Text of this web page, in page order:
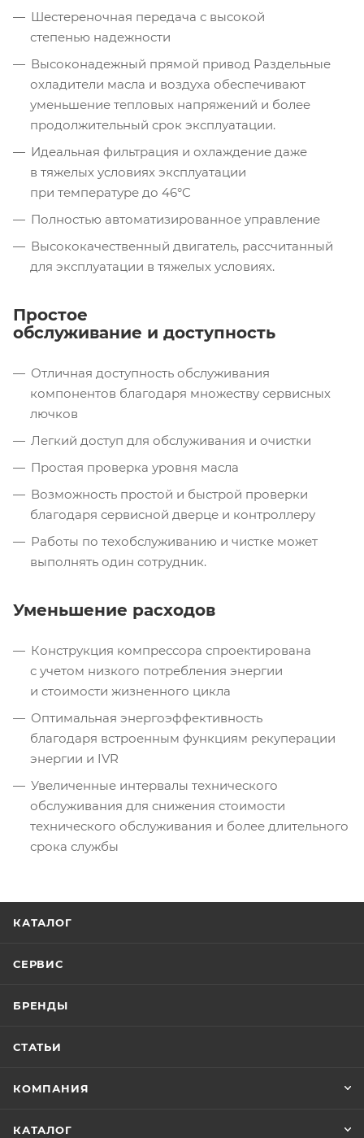
Шестереночная передача с высокой
степенью надежности
Высоконадежный прямой привод Раздельные
охладители масла и воздуха обеспечивают
уменьшение тепловых напряжений и более
продолжительный срок эксплуатации.
Идеальная фильтрация и охлаждение даже
в тяжелых условиях эксплуатации
при температуре до 46°C
Полностью автоматизированное управление
Высококачественный двигатель, рассчитанный
для эксплуатации в тяжелых условиях.
Простое
обслуживание и доступность
Отличная доступность обслуживания
компонентов благодаря множеству сервисных
лючков
Легкий доступ для обслуживания и очистки
Простая проверка уровня масла
Возможность простой и быстрой проверки
благодаря сервисной дверце и контроллеру
Работы по техобслуживанию и чистке может
выполнять один сотрудник.
Уменьшение расходов
Конструкция компрессора спроектирована
с учетом низкого потребления энергии
и стоимости жизненного цикла
Оптимальная энергоэффективность
благодаря встроенным функциям рекуперации
энергии и IVR
Увеличенные интервалы технического
обслуживания для снижения стоимости
технического обслуживания и более длительного
срока службы
КАТАЛОГ
СЕРВИС
БРЕНДЫ
СТАТЬИ
КОМПАНИЯ
КАТАЛОГ